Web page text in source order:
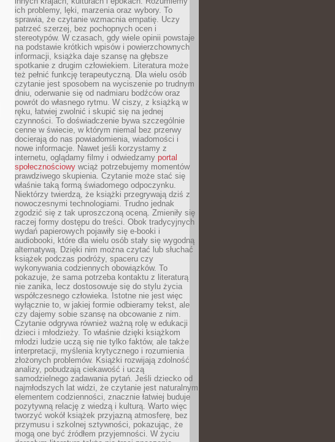
ich problemy, lęki, marzenia oraz wybory. To
sprawia, że czytanie wzmacnia empatię. Uczy
patrzeć szerzej, bez pochopnych ocen i
stereotypów. W czasach, gdy wiele opinii powstaje
na podstawie krótkich wpisów i powierzchownych
informacji, książka daje szansę na głębsze
spotkanie z drugim człowiekiem. Literatura może
też pełnić funkcję terapeutyczną. Dla wielu osób
czytanie jest sposobem na wyciszenie po trudnym
dniu, oderwanie się od nadmiaru bodźców oraz
powrót do własnego rytmu. W ciszy, z książką w
ręku, łatwiej zwolnić i skupić się na jednej
czynności. To doświadczenie bywa szczególnie
cenne w świecie, w którym niemal bez przerwy
docierają do nas powiadomienia, wiadomości i
nowe informacje. Nawet jeśli korzystamy z
internetu, oglądamy filmy i odwiedzamy portal
społecznościowy wciąż potrzebujemy momentów
prawdziwego skupienia. Czytanie może stać się
właśnie taką formą świadomego odpoczynku.
Niektórzy twierdzą, że książki przegrywają dziś z
nowoczesnymi technologiami. Trudno jednak
zgodzić się z tak uproszczoną oceną. Zmieniły się
raczej formy dostępu do treści. Obok tradycyjnych
wydań papierowych pojawiły się e-booki i
audiobooki, które dla wielu osób stały się wygodną
alternatywą. Dzięki nim można czytać lub słuchać
książek podczas podróży, spaceru czy
wykonywania codziennych obowiązków. To
pokazuje, że sama potrzeba kontaktu z literaturą
nie zanika, lecz dostosowuje się do stylu życia
współczesnego człowieka. Istotne nie jest więc
wyłącznie to, w jakiej formie odbieramy tekst, ale
czy dajemy sobie szansę na obcowanie z nim.
Czytanie odgrywa również ważną rolę w edukacji
dzieci i młodzieży. To właśnie dzięki książkom
młodzi ludzie uczą się nie tylko faktów, ale także
interpretacji, myślenia krytycznego i rozumienia
złożonych problemów. Książki rozwijają zdolność
analizy, pobudzają ciekawość i uczą
samodzielnego zadawania pytań. Jeśli dziecko od
najmłodszych lat widzi, że czytanie jest naturalnym
elementem codzienności, znacznie łatwiej buduje
pozytywną relację z wiedzą i kulturą. Warto więc
tworzyć wokół książek przyjazną atmosferę, bez
przymusu i szkolnej sztywności, pokazując, że
mogą one być źródłem przyjemności. W życiu